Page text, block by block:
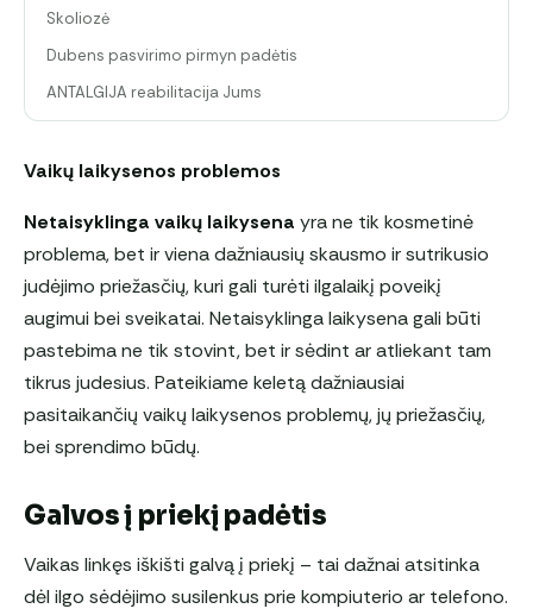
Skoliozė
Dubens pasvirimo pirmyn padėtis
ANTALGIJA reabilitacija Jums
Vaikų laikysenos problemos
Netaisyklinga vaikų laikysena yra ne tik kosmetinė
problema, bet ir viena dažniausių skausmo ir sutrikusio
judėjimo priežasčių, kuri gali turėti ilgalaikį poveikį
augimui bei sveikatai. Netaisyklinga laikysena gali būti
pastebima ne tik stovint, bet ir sėdint ar atliekant tam
tikrus judesius. Pateikiame keletą dažniausiai
pasitaikančių vaikų laikysenos problemų, jų priežasčių,
bei sprendimo būdų.
Galvos į priekį padėtis
Vaikas linkęs iškišti galvą į priekį – tai dažnai atsitinka
dėl ilgo sėdėjimo susilenkus prie kompiuterio ar telefono.